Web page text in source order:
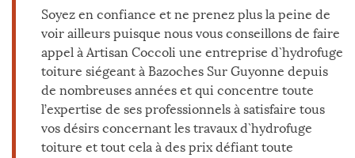
Soyez en confiance et ne prenez plus la peine de
voir ailleurs puisque nous vous conseillons de faire
appel à Artisan Coccoli une entreprise d`hydrofuge
toiture siégeant à Bazoches Sur Guyonne depuis
de nombreuses années et qui concentre toute
l’expertise de ses professionnels à satisfaire tous
vos désirs concernant les travaux d`hydrofuge
toiture et tout cela à des prix défiant toute